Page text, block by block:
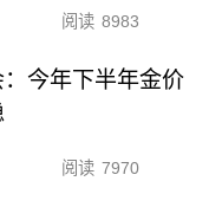
阅读 8983
今年下半年金价
阅读 7970